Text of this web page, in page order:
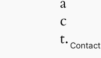
c
t. Contact